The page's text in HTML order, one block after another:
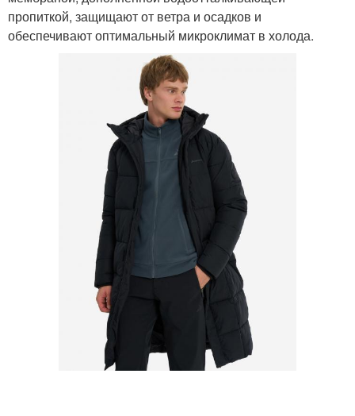
пропиткой, защищают от ветра и осадков и
обеспечивают оптимальный микроклимат в холода.